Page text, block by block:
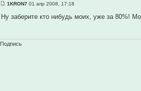
1KRON7 01 апр 2008, 17:18
Ну заберите кто нибудь моих, уже за 80%!
Подпись